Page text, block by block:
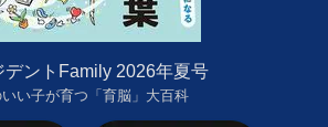
デントFamily 2026年夏号
い子が育つ「育脳」大百科